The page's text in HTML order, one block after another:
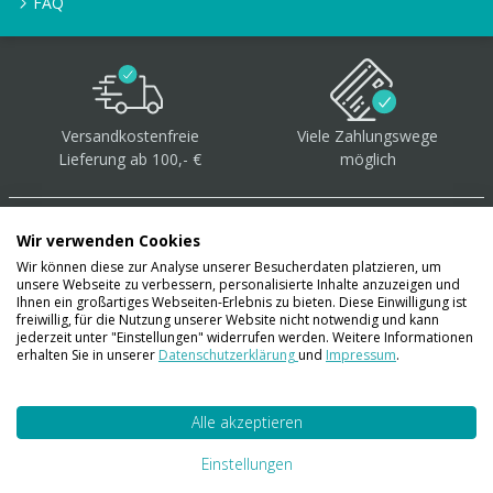
Versandkostenfreie
Lieferung ab 100,- €
Viele Zahlungswege
möglich
Über 40.000 Artikel auf
Lager
Wir verwenden Cookies
Wir können diese zur Analyse unserer Besucherdaten platzieren, um
unsere Webseite zu verbessern, personalisierte Inhalte anzuzeigen und
Ihnen ein großartiges Webseiten-Erlebnis zu bieten. Diese Einwilligung ist
freiwillig, für die Nutzung unserer Website nicht notwendig und kann
jederzeit unter "Einstellungen" widerrufen werden. Weitere Informationen
erhalten Sie in unserer Datenschutzerklärungund Impressum.
Alle akzeptieren
Einstellungen